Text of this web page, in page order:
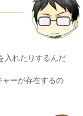
入れたりするんだ
ーが存在するの